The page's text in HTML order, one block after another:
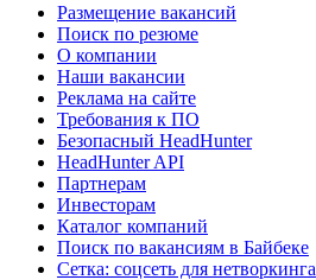
Размещение вакансий
Поиск по резюме
О компании
Наши вакансии
Реклама на сайте
Требования к ПО
Безопасный HeadHunter
HeadHunter API
Партнерам
Инвесторам
Каталог компаний
Поиск по вакансиям в Байбеке
Сетка: соцсеть для нетворкинга